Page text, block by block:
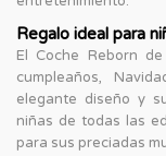
Regalo ideal para
El Coche Reborn
cumpleaños,
elegante diseño y
niñas de todas las
para sus preciadas